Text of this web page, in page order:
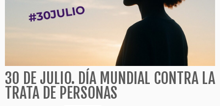
30 DE JULIO. DÍA MUNDIAL CONTRA LA
TRATA DE PERSONAS